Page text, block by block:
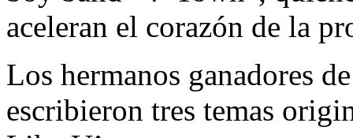
aceleran el corazón de la
Los hermanos ganadores
escribieron tres temas